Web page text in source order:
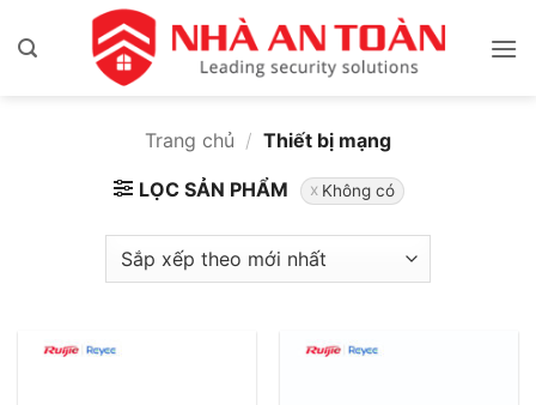
qua
Trang chủ / Thiết bị mạng
LỌC SẢN PHẨM Không có